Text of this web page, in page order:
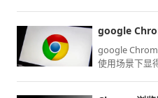
google
使用场景下显